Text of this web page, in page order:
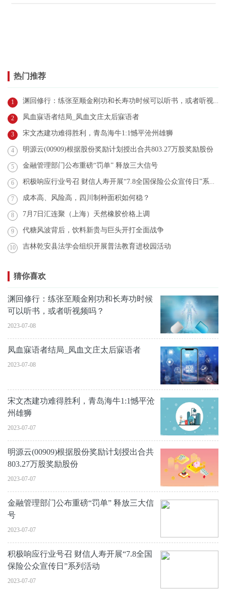
热门推荐
1 渊回修行：练张至顺金刚功和长寿功时候可以听书，或者听视频吗？
2 凤血寐语者结局_凤血文庄太后寐语者
3 宋文杰建功难得胜利，青岛海牛1:1憾平沧州雄狮
4 明源云(00909)根据股份奖励计划授出合共803.27万股奖励股份
5 金融管理部门公布重磅“罚单” 释放三大信号
6 积极响应行业号召 财信人寿开展“7.8全国保险公众宣传日”系列活动
7 成本高、风险高，四川制种面积如何稳？
8 7月7日汇连聚（上海）天然橡胶价格上调
9 代糖风波背后，饮料新贵与巨头开打全面战争
10 吉林乾安县法学会组织开展普法教育进校园活动
猜你喜欢
渊回修行：练张至顺金刚功和长寿功时候
可以听书，或者听视频吗？
2023-07-08
凤血寐语者结局_凤血文庄太后寐语者
2023-07-08
宋文杰建功难得胜利，青岛海牛1:1憾平沧
州雄狮
2023-07-07
明源云(00909)根据股份奖励计划授出合共
803.27万股奖励股份
2023-07-07
金融管理部门公布重磅“罚单” 释放三大信
号
2023-07-07
积极响应行业号召 财信人寿开展“7.8全国
保险公众宣传日”系列活动
2023-07-07